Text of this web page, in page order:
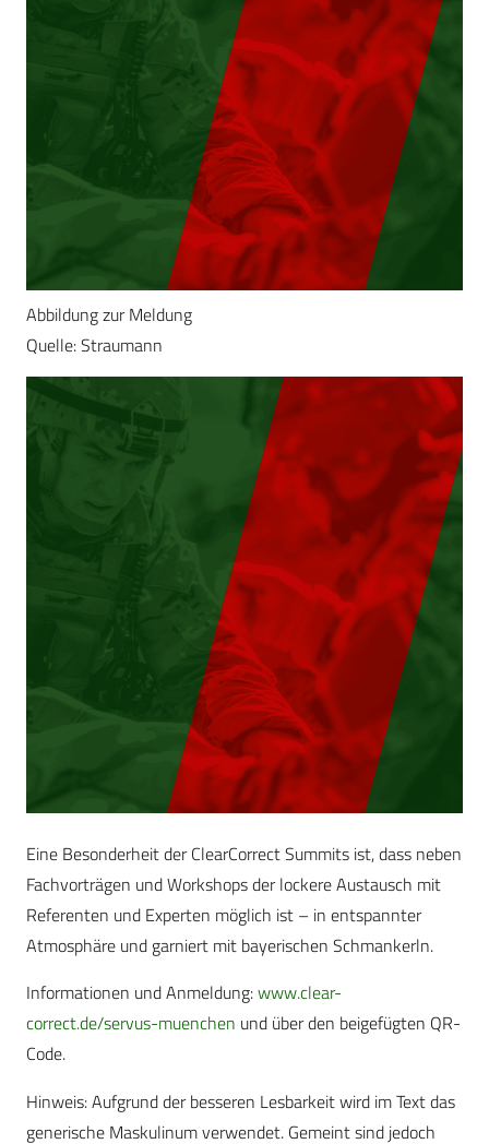
Abbildung zur Meldung
Quelle: Straumann
Eine Besonderheit der ClearCorrect Summits ist, dass neben
Fachvorträgen und Workshops der lockere Austausch mit
Referenten und Experten möglich ist – in entspannter
Atmosphäre und garniert mit bayerischen Schmankerln.
Informationen und Anmeldung:www.clear-
correct.de/servus-muenchen und über den beigefügten QR-
Code.
Hinweis: Aufgrund der besseren Lesbarkeit wird im Text das
generische Maskulinum verwendet. Gemeint sind jedoch